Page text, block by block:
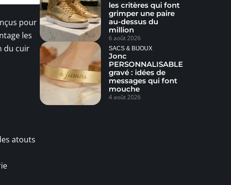
pour
les
du cuir
atouts
les critères qui font
grimper une paire
au-dessus du
million
6 août 2026
SACS & BIJOUX
Jonc
PERSONNALISABLE
gravé : idées de
messages qui font
mouche
4 août 2026